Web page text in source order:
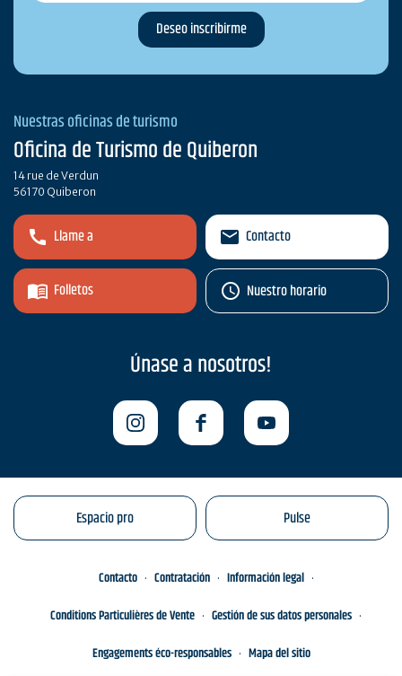
Nuestras oficinas de turismo
Oficina de Turismo de Quiberon
14 rue de Verdun
56170 Quiberon
Llame a
Folletos
Contacto
Nuestro horario
Únase a nosotros!
Espacio pro Pulse
Contacto Contratación
Información legal
Conditions Particulières de Vente
Gestión de sus datos personales
Engagements éco-responsables
Mapa del sitio